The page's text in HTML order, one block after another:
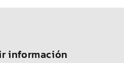
información